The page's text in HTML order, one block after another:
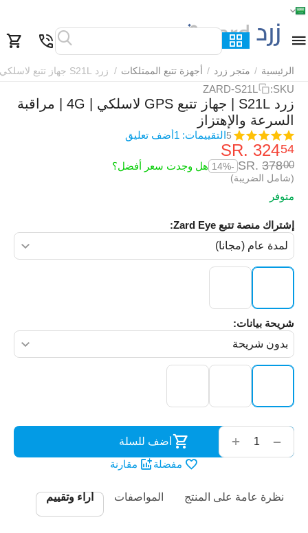
الرئيسية / متجر زرد / أجهزة تتبع الممتلكات / زرد S21L جهاز تتبع لاسلكي
SKU:
ZARD-S21L
زرد S21L | جهاز تتبع GPS لاسلكي | 4G | مراقبة
السرعة والإهتزاز
5التقييمات: 1 أضف تعليق
SR.‎324
SR.‎378
-14% هل وجدت سعر أفضل؟
(شامل الضريبة)
متوفر
إشتراك منصة تتبع Zard Eye:
شريحة بيانات:
أضف للسلة
مفضلة
مقارنة
نظرة عامة على المنتج المواصفات أراء وتقييم
الرئيسية القائمة بحث السلة قائمة المفضلة